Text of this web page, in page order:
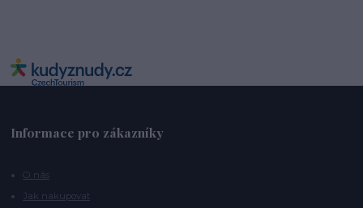
Informace pro zákazníky
O nás
Jak nakupovat